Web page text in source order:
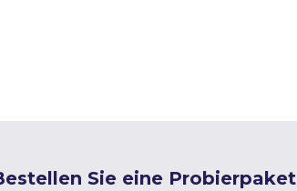
Sie eine Probierpaket